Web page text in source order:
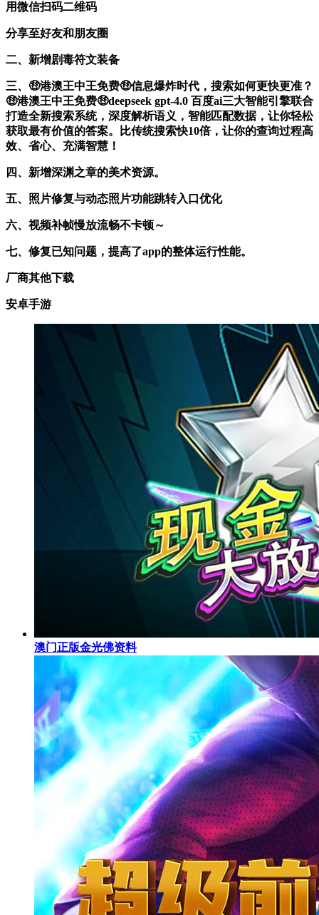
用微信扫码二维码
分享至好友和朋友圈
二、新增剧毒符文装备
三、🤑港澳王中王免费🤑信息爆炸时代，搜索如何更快更准？
🤑港澳王中王免费🤑deepseek gpt-4.0 百度ai三大智能引擎联合
打造全新搜索系统，深度解析语义，智能匹配数据，让你轻松
获取最有价值的答案。比传统搜索快10倍，让你的查询过程高
效、省心、充满智慧！
四、新增深渊之章的美术资源。
五、照片修复与动态照片功能跳转入口优化
六、视频补帧慢放流畅不卡顿～
七、修复已知问题，提高了app的整体运行性能。
厂商其他下载
安卓手游
澳门正版金光佛资料